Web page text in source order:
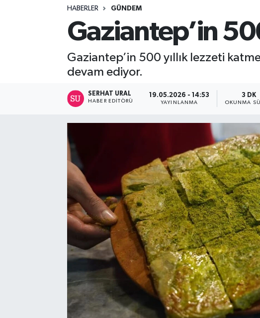
HABERLER GÜNDEM
Gaziantep’in
Gaziantep’in 500 yıllık lezzeti
devam ediyor.
SERHAT URAL
HABER EDITÖRÜ
19.05.2026 - 14:53
YAYINLANMA
3 DK
OKUNMA
Kültür - Sanat
Lider Haber TV Canlı Yayın izle